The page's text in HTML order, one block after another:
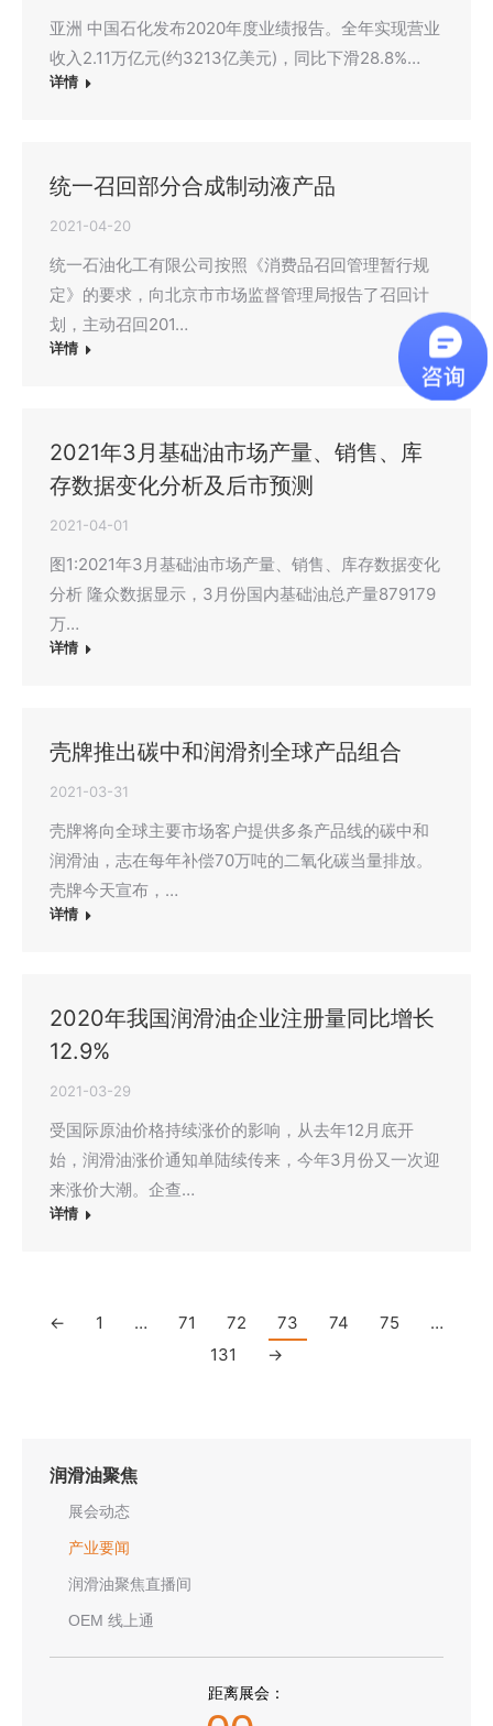
亚洲 中国石化发布2020年度业绩报告。全年实现营业
收入2.11万亿元(约3213亿美元)，同比下滑28.8%…
详情
统一召回部分合成制动液产品
2021-04-20
统一石油化工有限公司按照《消费品召回管理暂行规
定》的要求，向北京市市场监督管理局报告了召回计
划，主动召回201…
详情
2021年3月基础油市场产量、销售、库
存数据变化分析及后市预测
2021-04-01
图1:2021年3月基础油市场产量、销售、库存数据变化
分析 隆众数据显示，3月份国内基础油总产量879179
万…
详情
壳牌推出碳中和润滑剂全球产品组合
2021-03-31
壳牌将向全球主要市场客户提供多条产品线的碳中和
润滑油，志在每年补偿70万吨的二氧化碳当量排放。
壳牌今天宣布，…
详情
2020年我国润滑油企业注册量同比增长
12.9%
2021-03-29
受国际原油价格持续涨价的影响，从去年12月底开
始，润滑油涨价通知单陆续传来，今年3月份又一次迎
来涨价大潮。企查…
详情
← 1 … 71 72 73 74 75
…
131
→
润滑油聚焦
展会动态
产业要闻
润滑油聚焦直播间
OEM 线上通
距离展会：